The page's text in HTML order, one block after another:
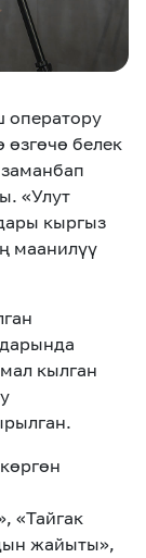
SIM жеткирүү
MEGAда иште
MegaKassa
оператору
белек
«Улут
кыргыз
маанилүү
кылган
«Тайгак
жайыты»,